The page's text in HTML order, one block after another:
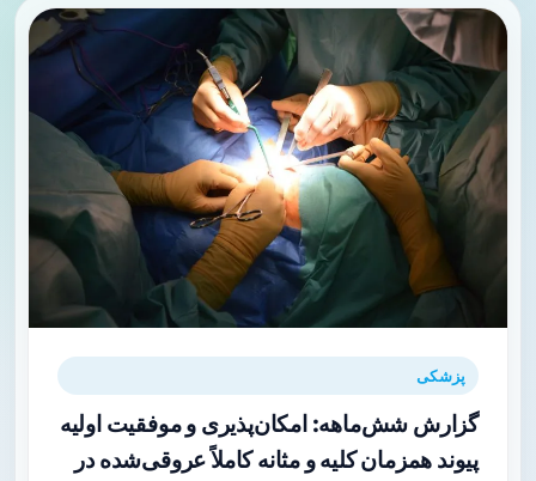
پزشکی
گزارش شش‌ماهه: امکان‌پذیری و موفقیت اولیه
پیوند همزمان کلیه و مثانه کاملاً عروقی‌شده در